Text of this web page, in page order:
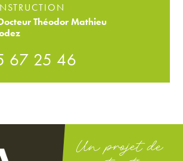
Théodor Mathieu
67 25 46
Un projet de